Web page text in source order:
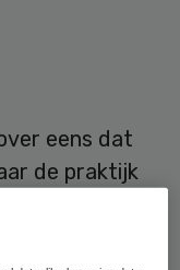
eens dat
de praktijk
bestuur